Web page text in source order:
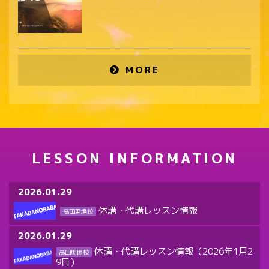
MORE
LESSON INFORMATION
2026.01.29
高田馬場校
休講・代講レッスン情報
2026.01.29
高田馬場校
休講・代講レッスン情報（2026年1月2
9日）